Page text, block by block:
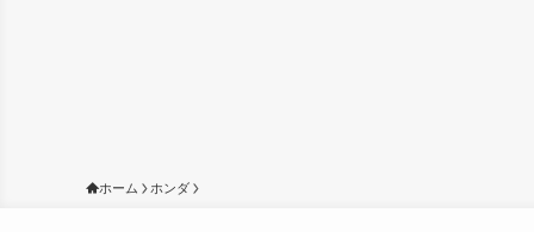
ホーム ホンダ